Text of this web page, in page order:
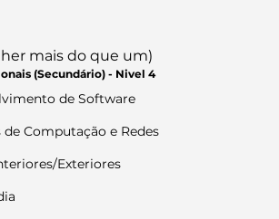
mais do que um)
(Secundário) - Nivel 4
de Software
de Computação e Redes
Exteriores